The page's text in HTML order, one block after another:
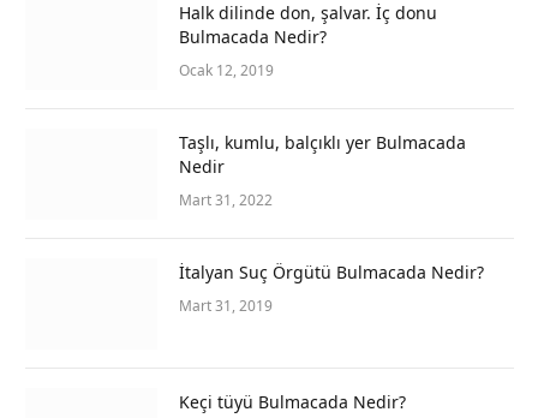
Halk dilinde don, şalvar. İç donu
Bulmacada Nedir?
Ocak 12, 2019
Taşlı, kumlu, balçıklı yer Bulmacada
Nedir
Mart 31, 2022
İtalyan Suç Örgütü Bulmacada Nedir?
Mart 31, 2019
Keçi tüyü Bulmacada Nedir?